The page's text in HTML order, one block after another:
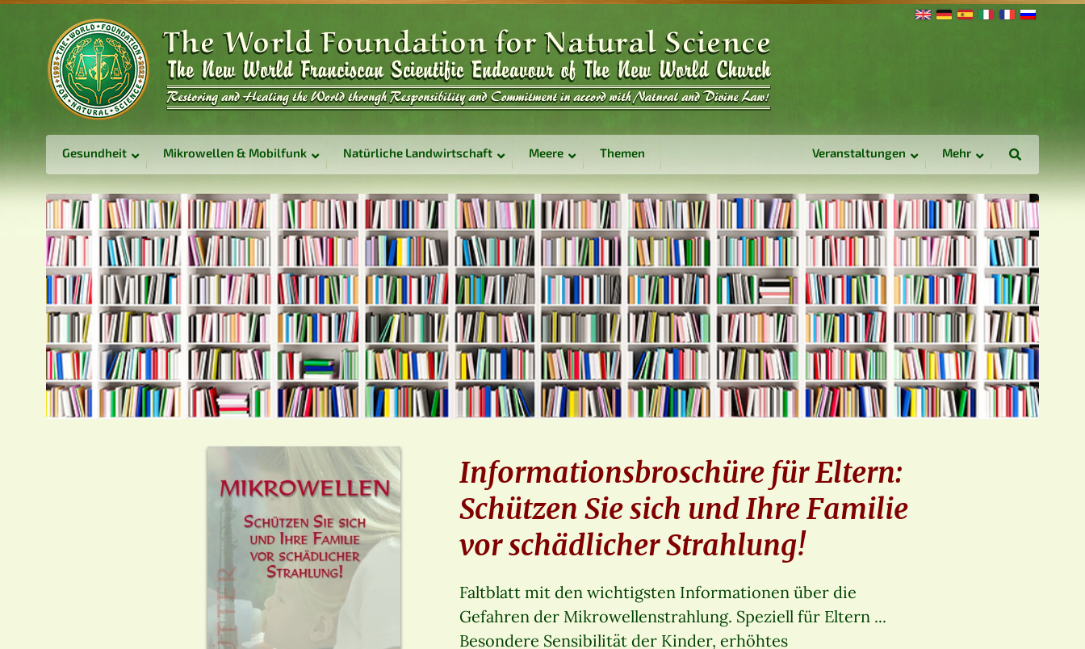
Gesundheit Mikrowellen & Mobilfunk Natürliche Landwirtschaft Meere Themen Veranstaltungen Mehr
Informationsbroschüre für Eltern:
Schützen Sie sich und Ihre Familie
vor schädlicher Strahlung!
Faltblatt mit den wichtigsten Informationen über die
Gefahren der Mikrowellenstrahlung. Speziell für Eltern ...
Besondere Sensibilität der Kinder, erhöhtes